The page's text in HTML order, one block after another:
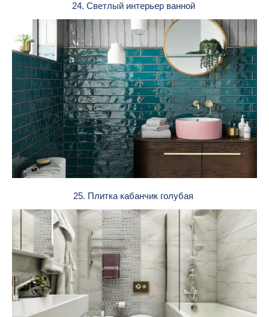
24. Светлый интерьер ванной
25. Плитка кабанчик голубая